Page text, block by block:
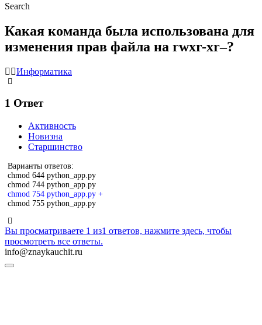
Search
Какая команда была использована для
изменения прав файла на rwxr-xr–?
Информатика
1 Ответ
Активность
Новизна
Старшинство
Варианты ответов:
chmod 644 python_app.py
chmod 744 python_app.py
chmod 754 python_app.py +
chmod 755 python_app.py
Вы просматриваете 1 из1 ответов, нажмите здесь, чтобы
просмотреть все ответы.
info@znaykauchit.ru